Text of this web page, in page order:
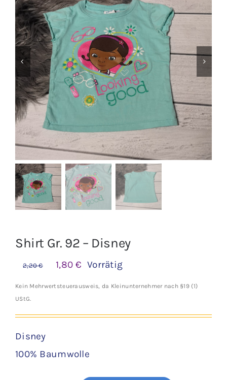
Jungen
Mädchen
Accesoires
Schuhe / Socken
Spielzeug
Babyausstattung
Krims Krams
Shirt Gr. 92 – Disney
2,20€
Ursprünglicher
Preis
2,20 €
1,80€ Aktueller
Preis
1,80 €.
Vorrätig
Kein Mehrwertsteuerausweis, da Kleinunternehmer nach §19 (1)
UStG.
Disney
100% Baumwolle